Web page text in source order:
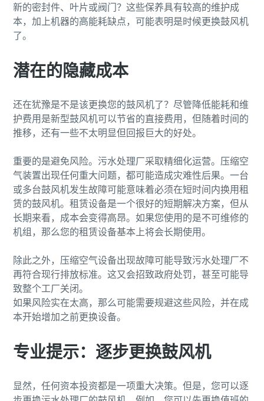
了解如何创建效率更高的气力输送流程。
了解详情
新的密封件、叶片或阀门？这些保养具有较高的维护成
本，加上机器的高能耗缺点，可能表明是时候更换鼓风机
了。
潜在的隐藏成本
还在犹豫是不是该更换您的鼓风机了？尽管降低能耗和维
护费用是新型鼓风机可以节省的直接费用，但随着时间的
推移，还有一些不太明显但回报巨大的好处。
重要的是避免风险。污水处理厂采取精细化运营。压缩空
气装置出现任何重大问题，都可能造成灾难性后果。一台
或多台鼓风机发生故障可能意味着必须在短时间内换用租
赁的鼓风机。租赁设备是一个很好的短期解决方案，但从
长期来看，成本会变得高昂。如果您使用的是不可维修的
机组，那么您的租赁设备基本上将会长期使用。
除此之外，压缩空气设备出现故障可能导致污水处理厂不
再符合现行排放标准。这又会招致政府处罚，甚至可能导
致整个工厂关闭。
如果风险实在太高，那么可能需要规避这些风险，并在成
本开始增加之前更换设备。
专业提示：逐步更换鼓风机
显然，任何资本投资都是一项重大决策。但是，您可以逐